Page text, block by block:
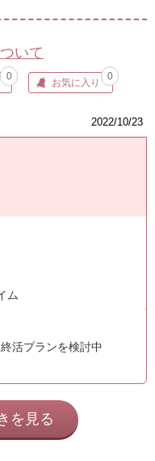
いて
0
お気に入り
0
2022/10/23
ム
活プランを検討中
を見る